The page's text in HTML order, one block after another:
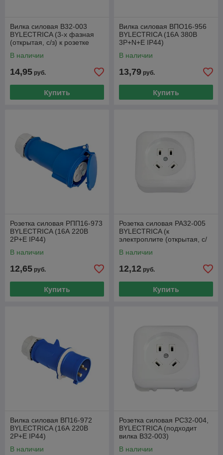
Вилка силовая В32-003
BYLECTRICA (3-х фазная
(открытая, с/з) к розетке
В наличии
14,95 руб.
Купить
Вилка силовая ВПО16-956
BYLECTRICA (16А 380В
3P+N+E IP44)
В наличии
13,79 руб.
Купить
Розетка силовая РПП16-973
BYLECTRICA (16А 220В
2P+E IP44)
В наличии
12,65 руб.
Купить
Розетка силовая РА32-005
BYLECTRICA (к
электроплите (открытая, с/
В наличии
12,12 руб.
Купить
Вилка силовая ВП16-972
BYLECTRICA (16А 220В
2P+E IP44)
В наличии
Розетка силовая РС32-004,
BYLECTRICA (подходит
вилка В32-003)
В наличии